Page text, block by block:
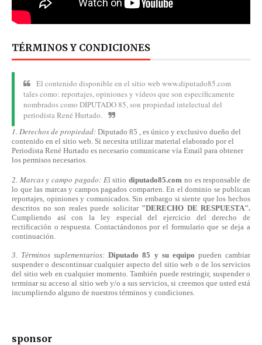
TÉRMINOS Y CONDICIONES
El contenido disponible en el sitio web www.diputado85.com
tales como: reportajes, opiniones y vídeos que son específicamente
nombrados como DIPUTADO 85, son propiedad intelectual del
periodista René Hurtado.
1. Derechos de propiedad: Diputado 85 , es único y exclusivo dueño del
contenido en el sitio web. Si necesita utilizar material elaborado por el
Periodista René Hurtado es necesario comunicarse vía Email para obtener
los permisos necesarios.
2. Marcas y campo pagado: El sitiodiputado85.com no es responsable de
lo que las marcas y campos pagados comparten. En el dominio se publican
reportajes, opiniones y comunicados. Sin embargo si siente que los hechos
descritos no son reales puede solicitar "DERECHO DE RESPUESTA".
Cumpliendo asícon la ley especial del ejercicio del derecho de
rectificación o respuesta. Contactándonospor el formulario que se deja a
continuación.
3. Términos suplementarios:Diputado 85 y su equipo pueden cambiar
suspender o descontinuar cualquier aspecto del sitio web o de los servicios
del sitio web en cualquier momento. También puede restringir, suspender o
terminar su acceso al sitio web y/o a sus servicios, si creemos que usted está
incumpliendo alguno de nuestros términos y condiciones.
sponsor